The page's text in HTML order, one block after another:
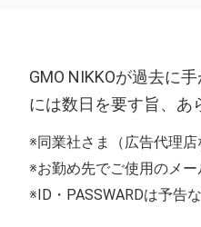
GMO NIKKOが過去に
には数日を要す旨、あ
同業社さま（広告代理
お勤め先でご使用のメー
ID・PASSWARDは予告